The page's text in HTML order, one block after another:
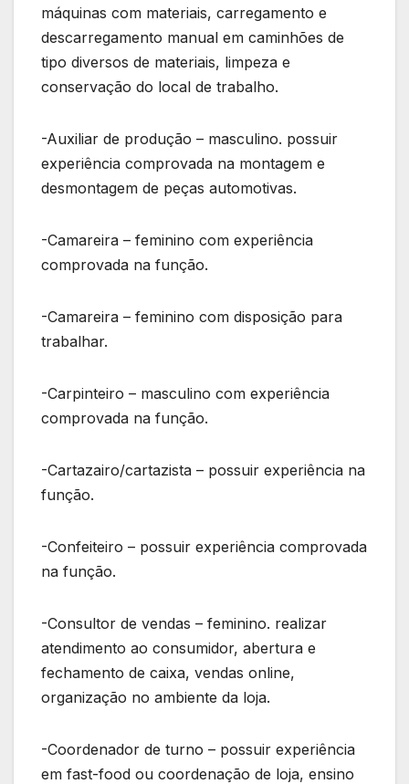
máquinas com materiais, carregamento e
descarregamento manual em caminhões de
tipo diversos de materiais, limpeza e
conservação do local de trabalho.
-Auxiliar de produção – masculino. possuir
experiência comprovada na montagem e
desmontagem de peças automotivas.
-Camareira – feminino com experiência
comprovada na função.
-Camareira – feminino com disposição para
trabalhar.
-Carpinteiro – masculino com experiência
comprovada na função.
-Cartazairo/cartazista – possuir experiência na
função.
-Confeiteiro – possuir experiência comprovada
na função.
-Consultor de vendas – feminino. realizar
atendimento ao consumidor, abertura e
fechamento de caixa, vendas online,
organização no ambiente da loja.
-Coordenador de turno – possuir experiência
em fast-food ou coordenação de loja, ensino